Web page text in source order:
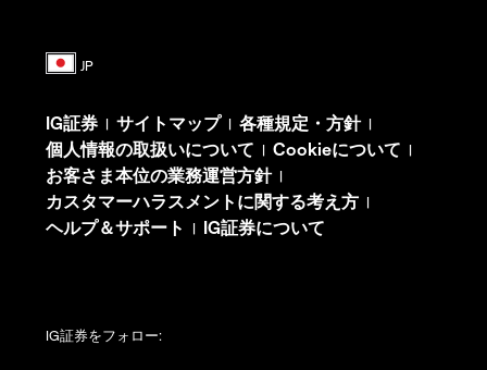
IG証券 | サイトマップ| 各種規定・方針|
個人情報の取扱いについて | Cookieについて |
お客さま本位の業務運営方針|
カスタマーハラスメントに関する考え方 |
ヘルプ＆サポート | IG証券について
IG証券をフォロー: